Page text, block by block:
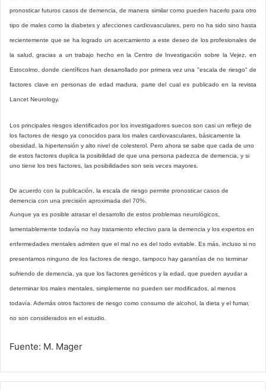
pronosticar futuros casos de demencia, de manera similar como pueden hacerlo para otro
tipo de males como la diabetes y afecciones cardiovasculares, pero no ha sido sino hasta
recientemente que se ha logrado un acercamiento a este deseo de los profesionales de
la salud, gracias a un trabajo hecho en la Centro de Investigación sobre la Vejez, en
Estocolmo, donde científicos han desarrollado por primera vez una "escala de riesgo" de
factores clave en personas de edad madura, parte del cual es publicado en la revista
Lancet Neurology.
Los principales riesgos identificados por los investigadores suecos son casi un reflejo de
los factores de riesgo ya conocidos para los males cardiovasculares, básicamente la
obesidad, la hipertensión y alto nivel de colesterol. Pero ahora se sabe que cada de uno
de estos factores duplica la posibilidad de que una persona padezca de demencia, y si
uno tiene los tres factores, las posibilidades son seis veces mayores.
De acuerdo con la publicación, la escala de riesgo permite pronosticar casos de
demencia con una precisión aproximada del 70%.
Aunque ya es posible atrasar el desarrollo de estos problemas neurológicos,
lamentablemente todavía no hay tratamiento efectivo para la demencia y los expertos en
enfermedades mentales admiten que el mal no es del todo evitable. Es más, incluso si no
presentamos ninguno de los factores de riesgo, tampoco hay garantías de no terminar
sufriendo de demencia, ya que los factores genéticos y la edad, que pueden ayudar a
determinar los males mentales, simplemente no pueden ser modificados, al menos
todavía. Además otros factores de riesgo como consumo de alcohol, la dieta y el fumar,
no son considerados en el estudio.
Fuente: M. Mager